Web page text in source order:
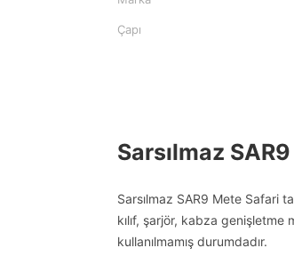
Çapı
Sarsılmaz
Sarsılmaz SAR9 Mete Safari
kılıf, şarjör, kabza
kullanılmamış durumdadır.